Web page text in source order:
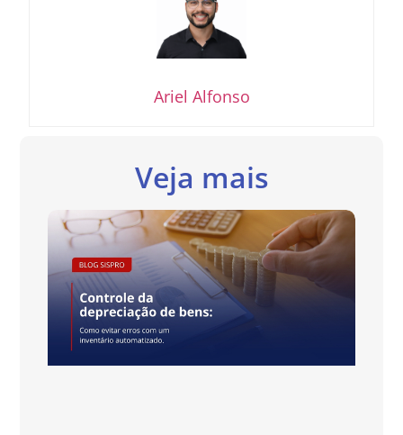
Ariel Alfonso
Veja mais